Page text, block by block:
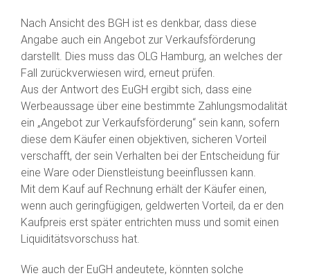
Nach Ansicht des BGH ist es denkbar, dass diese
Angabe auch ein Angebot zur Verkaufsförderung
darstellt. Dies muss das OLG Hamburg, an welches der
Fall zurückverwiesen wird, erneut prüfen.
Aus der Antwort des EuGH ergibt sich, dass eine
Werbeaussage über eine bestimmte Zahlungsmodalität
ein „Angebot zur Verkaufsförderung“ sein kann, sofern
diese dem Käufer einen objektiven, sicheren Vorteil
verschafft, der sein Verhalten bei der Entscheidung für
eine Ware oder Dienstleistung beeinflussen kann.
Mit dem Kauf auf Rechnung erhält der Käufer einen,
wenn auch geringfügigen, geldwerten Vorteil, da er den
Kaufpreis erst später entrichten muss und somit einen
Liquiditätsvorschuss hat.
Wie auch der EuGH andeutete, könnten solche